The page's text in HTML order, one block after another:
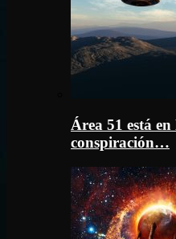
Área 51 está
conspiración…